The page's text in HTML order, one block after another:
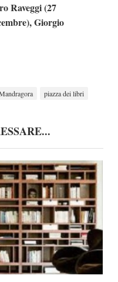
Raveggi (27
Giorgio
piazza dei libri